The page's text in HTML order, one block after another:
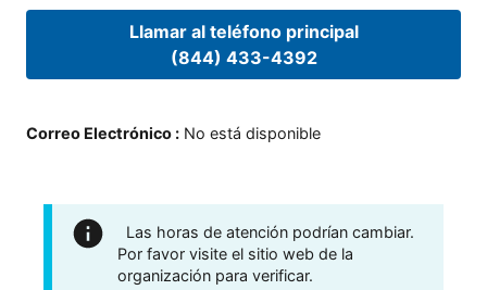
Llamar al teléfono principal
(844) 433-4392
Correo Electrónico : No está disponible
Las horas de atención podrían cambiar.
Por favor visite el sitio web de la
organización para verificar.